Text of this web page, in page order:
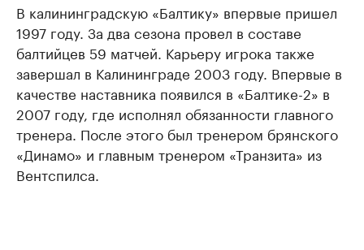
В калининградскую «Балтику» впервые пришел
1997 году. За два сезона провел в составе
балтийцев 59 матчей. Карьеру игрока также
завершал в Калининграде 2003 году. Впервые в
качестве наставника появился в «Балтике-2» в
2007 году, где исполнял обязанности главного
тренера. После этого был тренером брянского
«Динамо» и главным тренером «Транзита» из
Вентспилса.